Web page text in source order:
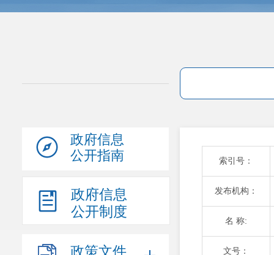
政府信息
公开指南
政府信息
公开制度
政策文件
索引号：
发布机构：
名 称:
文号：